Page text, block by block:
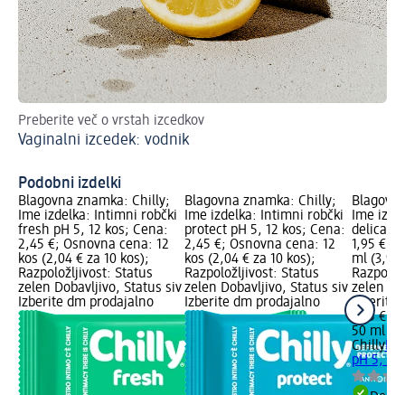
Preberite več o vrstah izcedkov
Vaginalni izcedek: vodnik
Podobni izdelki
Blagovna znamka: Chilly;
Ime izdelka: Intimni robčki
fresh pH 5, 12 kos; Cena:
2,45 €; Osnovna cena: 12
kos (2,04 € za 10 kos);
Razpoložljivost: Status
zelen Dobavljivo, Status siv
Izberite dm prodajalno
Blagovna znamka: Chilly;
Ime izdelka: Intimni robčki
protect pH 5, 12 kos; Cena:
2,45 €; Osnovna cena: 12
kos (2,04 € za 10 kos);
Razpoložljivost: Status
zelen Dobavljivo, Status siv
Izberite dm prodajalno
Ime
delicate
1,95 €;
ml (3,90
zelen
Izberite
1,95 €
50 ml
Chilly
pH 5, 50